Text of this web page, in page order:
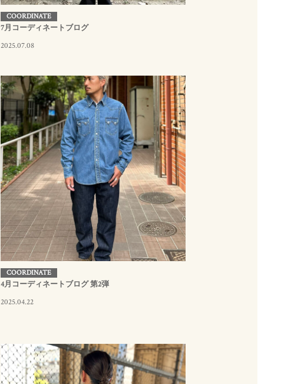
COORDINATE
7月コーディネートブログ
2025.07.08
COORDINATE
4月コーディネートブログ 第2弾
2025.04.22